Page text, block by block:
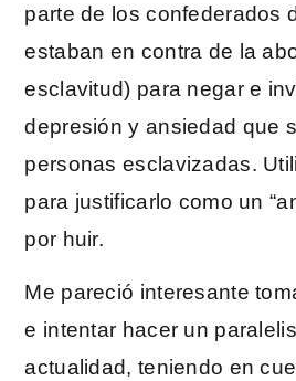
parte de los confederados
estaban en contra de la
esclavitud) para negar e
depresión y ansiedad que
personas esclavizadas.
para justificarlo como un
por huir.
Me pareció interesante
e intentar hacer un
actualidad, teniendo en